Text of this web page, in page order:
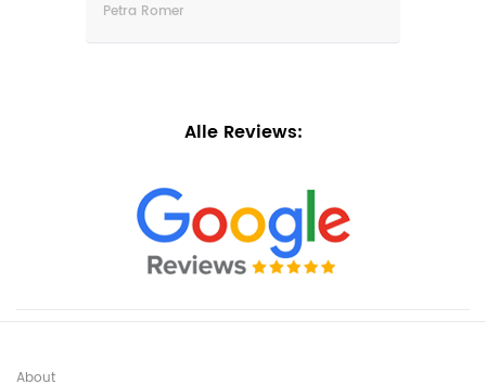
Petra Romer
Alle Reviews:
About